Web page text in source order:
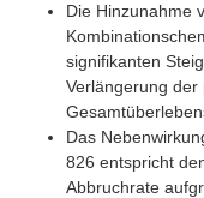
Die Hinzunahme
signifikanten
Verlängerung
Das
826 entspricht
Abbruchrate